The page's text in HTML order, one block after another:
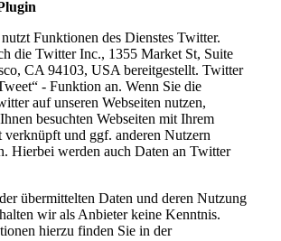
Funktionen des Dienstes Twitter.
die Twitter Inc., 1355 Market St, Suite
CA 94103, USA bereitgestellt. Twitter
- Funktion an. Wenn Sie die
auf unseren Webseiten nutzen,
besuchten Webseiten mit Ihrem
und ggf. anderen Nutzern
Hierbei werden auch Daten an Twitter
übermittelten Daten und deren Nutzung
wir als Anbieter keine Kenntnis.
hierzu finden Sie in der